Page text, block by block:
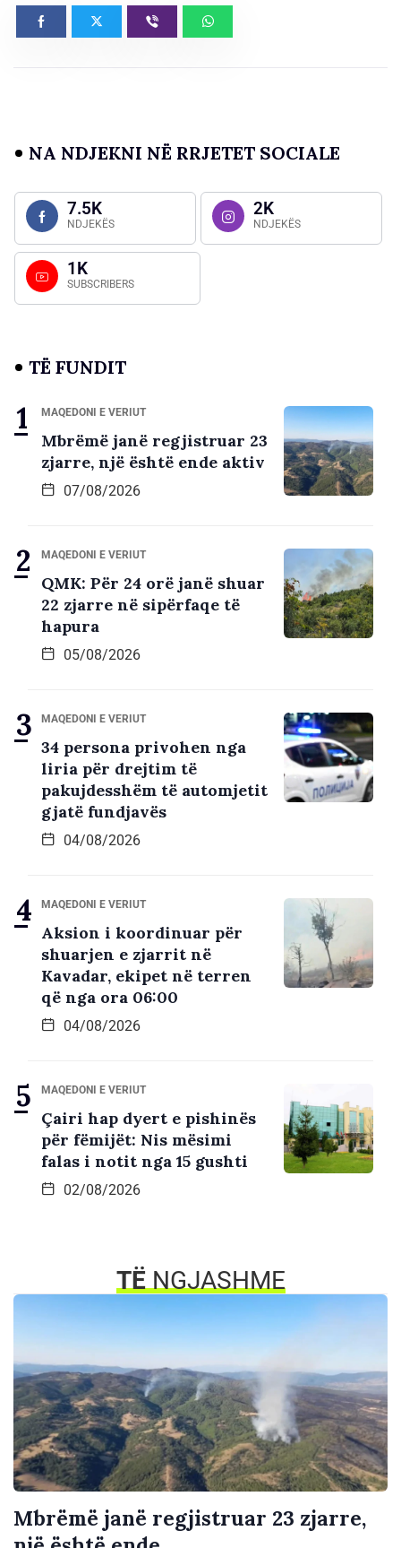
NA NDJEKNI NË RRJETET SOCIALE
7.5K
NDJEKËS
2K
NDJEKËS
1K
SUBSCRIBERS
TË FUNDIT
MAQEDONI E VERIUT
Mbrëmë janë regjistruar 23
zjarre, një është ende aktiv
07/08/2026
MAQEDONI E VERIUT
QMK: Për 24 orë janë shuar
22 zjarre në sipërfaqe të
hapura
05/08/2026
MAQEDONI E VERIUT
34 persona privohen nga
liria për drejtim të
pakujdesshëm të automjetit
gjatë fundjavës
04/08/2026
MAQEDONI E VERIUT
Aksion i koordinuar për
shuarjen e zjarrit në
Kavadar, ekipet në terren
që nga ora 06:00
04/08/2026
MAQEDONI E VERIUT
Çairi hap dyert e pishinës
për fëmijët: Nis mësimi
falas i notit nga 15 gushti
02/08/2026
TËNGJASHME
Mbrëmë janë regjistruar 23 zjarre,